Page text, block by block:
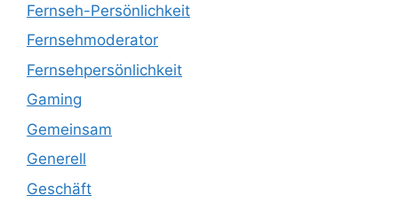
Fernseh-Persönlichkeit
Fernsehmoderator
Fernsehpersönlichkeit
Gaming
Gemeinsam
Generell
Geschäft